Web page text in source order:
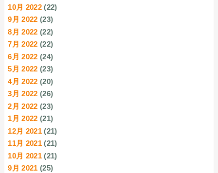
10月 2022 (22)
9月 2022 (23)
8月 2022 (22)
7月 2022 (22)
6月 2022 (24)
5月 2022 (23)
4月 2022 (20)
3月 2022 (26)
2月 2022 (23)
1月 2022 (21)
12月 2021 (21)
11月 2021 (21)
10月 2021 (21)
9月 2021 (25)